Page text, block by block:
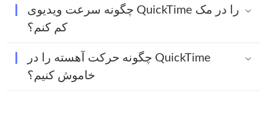
چگونه سرعت ویدیوی QuickTime را در مک
کم کنم؟
چگونه حرکت آهسته را در QuickTime
خاموش کنیم؟